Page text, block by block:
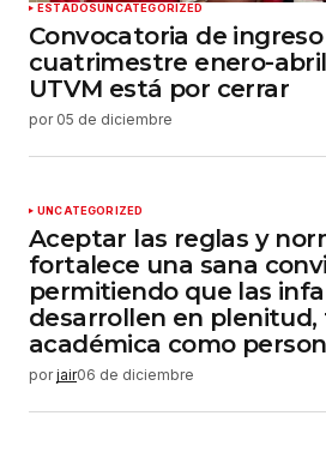
ESTADOSUNCATEGORIZED
Convocatoria de
cuatrimestre enero-abril
UTVM está por cerrar
por 05 de diciembre
UNCATEGORIZED
Aceptar las reglas y
fortalece una sana
permitiendo que las
desarrollen en
académica como
por jair06 de diciembre